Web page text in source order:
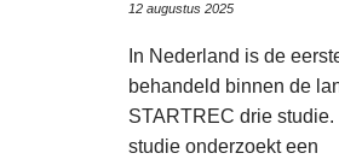
12 augustus 2025
In Nederland is de
behandeld binnen de
STARTREC drie studie.
studie onderzoekt een